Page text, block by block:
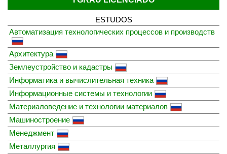
ESTUDOS
Автоматизация технологических процессов и производств
Архитектура
Землеустройство и кадастры
Информатика и вычислительная техника
Информационные системы и технологии
Материаловедение и технологии материалов
Машиностроение
Менеджмент
Металлургия